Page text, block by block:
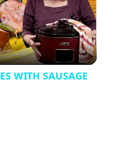
WITH SAUSAGE